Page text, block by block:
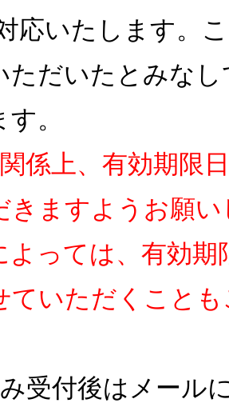
応いたします。
ただいたとみな
。
係上、有効期限
きますようお願
よっては、有効
ていただくこと
受付後はメール